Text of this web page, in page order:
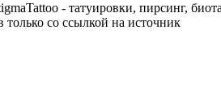
- татуировки, пирсинг,
только со ссылкой на источник